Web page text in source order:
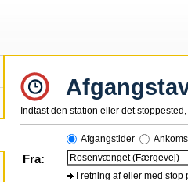
Indtast den station eller det
Afgangstider
Fra:
I retning af eller med stop